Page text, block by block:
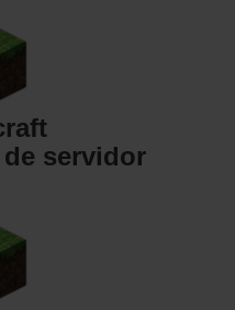
servidor